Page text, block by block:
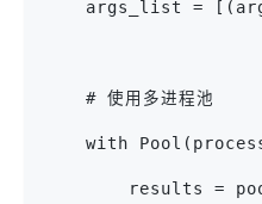
args_list =
    # 使用多进程池
with
results =